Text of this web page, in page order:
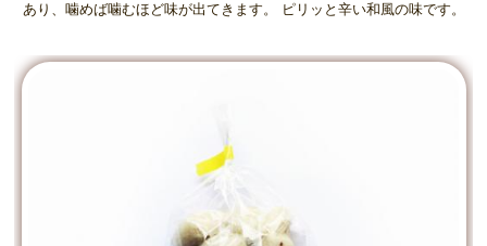
あり、噛めば噛むほど味が出てきます。 ピリッと辛い和風の味です。